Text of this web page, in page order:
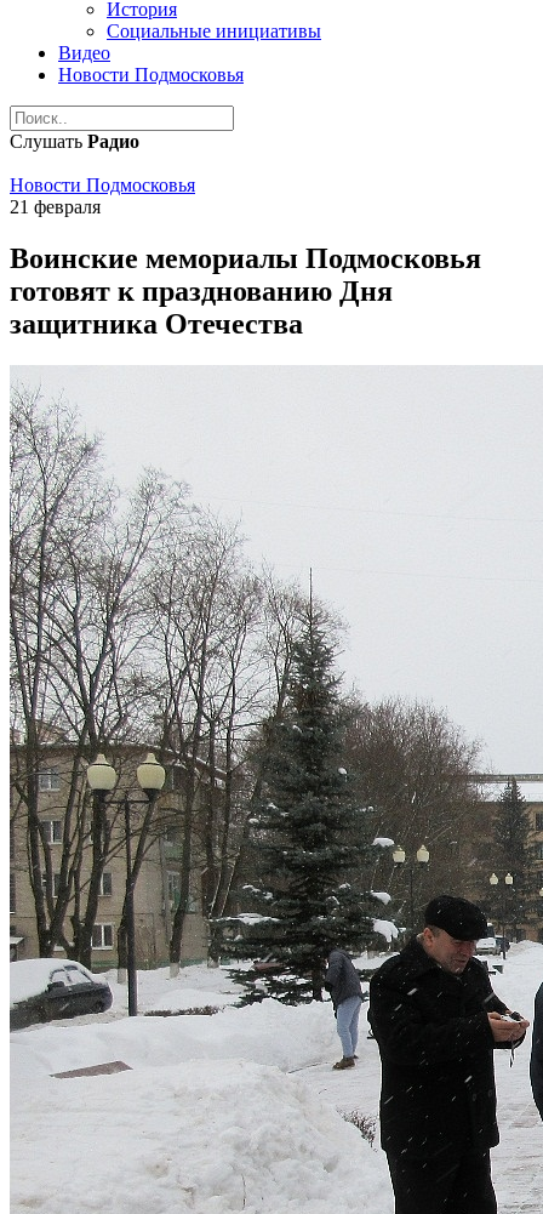
История
Социальные инициативы
Видео
Новости Подмосковья
Слушать Радио
Новости Подмосковья
21 февраля
Воинские мемориалы Подмосковья
готовят к празднованию Дня
защитника Отечества